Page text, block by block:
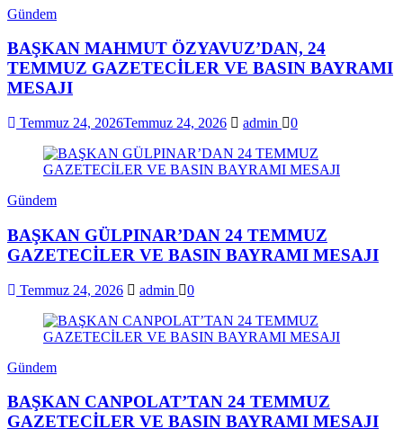
Gündem
BAŞKAN MAHMUT ÖZYAVUZ’DAN, 24
TEMMUZ GAZETECİLER VE BASIN BAYRAMI
MESAJI
Temmuz 24, 2026Temmuz 24, 2026 admin 0
Gündem
BAŞKAN GÜLPINAR’DAN 24 TEMMUZ
GAZETECİLER VE BASIN BAYRAMI MESAJI
Temmuz 24, 2026 admin 0
Gündem
BAŞKAN CANPOLAT’TAN 24 TEMMUZ
GAZETECİLER VE BASIN BAYRAMI MESAJI